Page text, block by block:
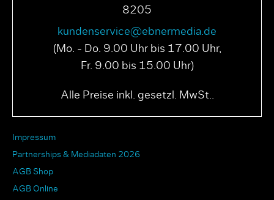
8205
kundenservice@ebnermedia.de
(Mo. - Do. 9.00 Uhr bis 17.00 Uhr,
Fr. 9.00 bis 15.00 Uhr)
Alle Preise inkl. gesetzl. MwSt..
Impressum
Partnerships & Mediadaten 2026
AGB Shop
AGB Online